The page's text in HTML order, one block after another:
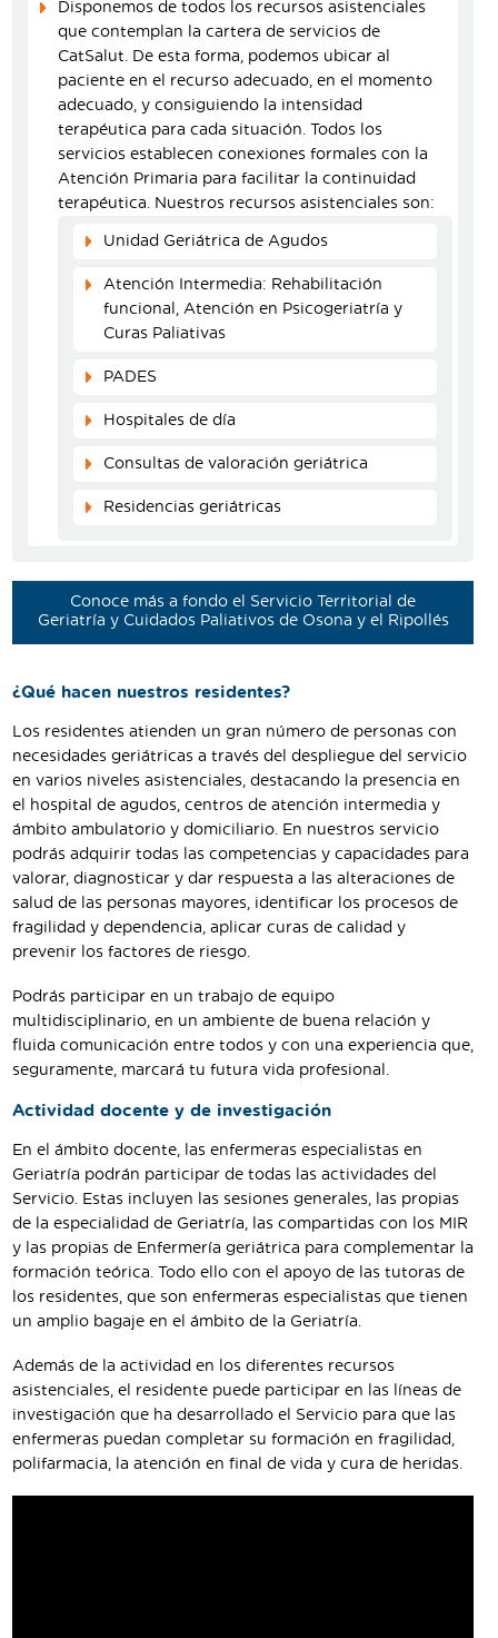
Disponemos de todos los recursos asistenciales
que contemplan la cartera de servicios de
CatSalut. De esta forma, podemos ubicar al
paciente en el recurso adecuado, en el momento
adecuado, y consiguiendo la intensidad
terapéutica para cada situación. Todos los
servicios establecen conexiones formales con la
Atención Primaria para facilitar la continuidad
terapéutica. Nuestros recursos asistenciales son:
Unidad Geriátrica de Agudos
Atención Intermedia: Rehabilitación
funcional, Atención en Psicogeriatría y
Curas Paliativas
PADES
Hospitales de día
Consultas de valoración geriátrica
Residencias geriátricas
Conoce más a fondo el Servicio Territorial de
Geriatría y Cuidados Paliativos de Osona y el Ripollés
¿Qué hacen nuestros residentes?
Los residentes atienden un gran número de personas con
necesidades geriátricas a través del despliegue del servicio
en varios niveles asistenciales, destacando la presencia en
el hospital de agudos, centros de atención intermedia y
ámbito ambulatorio y domiciliario. En nuestros servicio
podrás adquirir todas las competencias y capacidades para
valorar, diagnosticar y dar respuesta a las alteraciones de
salud de las personas mayores, identificar los procesos de
fragilidad y dependencia, aplicar curas de calidad y
prevenir los factores de riesgo.
Podrás participar en un trabajo de equipo
multidisciplinario, en un ambiente de buena relación y
fluida comunicación entre todos y con una experiencia que,
seguramente, marcará tu futura vida profesional.
Actividad docente y de investigación
En el ámbito docente, las enfermeras especialistas en
Geriatría podrán participar de todas las actividades del
Servicio. Estas incluyen las sesiones generales, las propias
de la especialidad de Geriatría, las compartidas con los MIR
y las propias de Enfermería geriátrica para complementar la
formación teórica. Todo ello con el apoyo de las tutoras de
los residentes, que son enfermeras especialistas que tienen
un amplio bagaje en el ámbito de la Geriatría.
Además de la actividad en los diferentes recursos
asistenciales, el residente puede participar en las líneas de
investigación que ha desarrollado el Servicio para que las
enfermeras puedan completar su formación en fragilidad,
polifarmacia, la atención en final de vida y cura de heridas.